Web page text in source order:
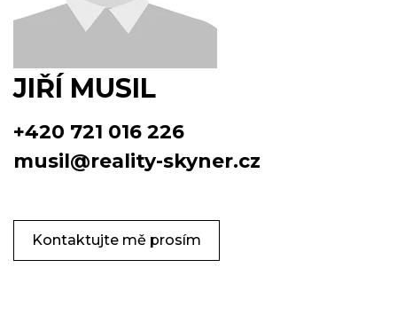
JIŘÍ MUSIL
+420 721 016 226
musil@reality-skyner.cz
Kontaktujte mě prosím